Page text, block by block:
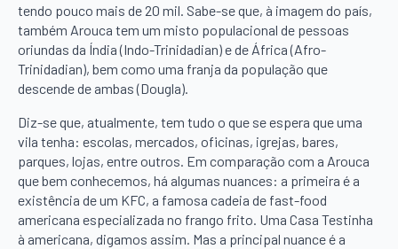
tendo pouco mais de 20 mil. Sabe-se que, à imagem do país,
também Arouca tem um misto populacional de pessoas
oriundas da Índia (Indo-Trinidadian) e de África (Afro-
Trinidadian), bem como uma franja da população que
descende de ambas (Dougla).
Diz-se que, atualmente, tem tudo o que se espera que uma
vila tenha: escolas, mercados, oficinas, igrejas, bares,
parques, lojas, entre outros. Em comparação com a Arouca
que bem conhecemos, há algumas nuances: a primeira é a
existência de um KFC, a famosa cadeia de fast-food
americana especializada no frango frito. Uma Casa Testinha
à americana, digamos assim. Mas a principal nuance é a